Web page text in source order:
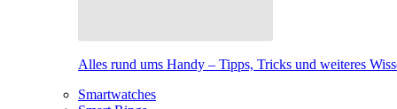
Alles rund ums Handy – Tipps, Tricks und weiteres
Smartwatches